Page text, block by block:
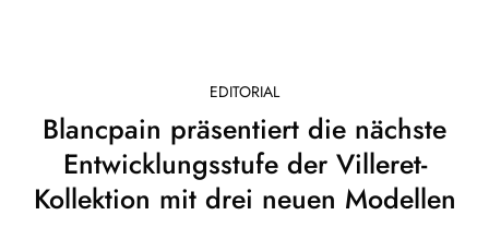
EDITORIAL
Blancpain präsentiert die nächste
Entwicklungsstufe der Villeret-
Kollektion mit drei neuen Modellen